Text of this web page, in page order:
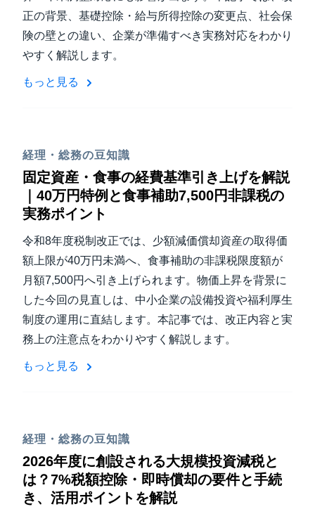
正の背景、基礎控除・給与所得控除の変更点、社会保
険の壁との違い、企業が準備すべき実務対応をわかり
やすく解説します。
もっと見る
経理・総務の豆知識
固定資産・食事の経費基準引き上げを解説
｜40万円特例と食事補助7,500円非課税の
実務ポイント
令和8年度税制改正では、少額減価償却資産の取得価
額上限が40万円未満へ、食事補助の非課税限度額が
月額7,500円へ引き上げられます。物価上昇を背景に
した今回の見直しは、中小企業の設備投資や福利厚生
制度の運用に直結します。本記事では、改正内容と実
務上の注意点をわかりやすく解説します。
もっと見る
経理・総務の豆知識
2026年度に創設される大規模投資減税と
は？7%税額控除・即時償却の要件と手続
き、活用ポイントを解説